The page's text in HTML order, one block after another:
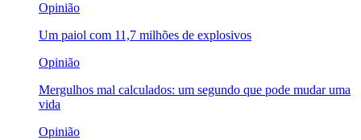
Opinião
Um paiol com 11,7 milhões de explosivos
Opinião
Mergulhos mal calculados: um segundo que pode mudar uma
vida
Opinião